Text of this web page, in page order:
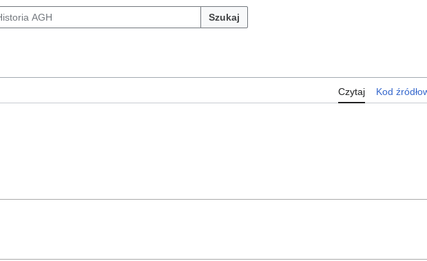
Szukaj
Czytaj Kod